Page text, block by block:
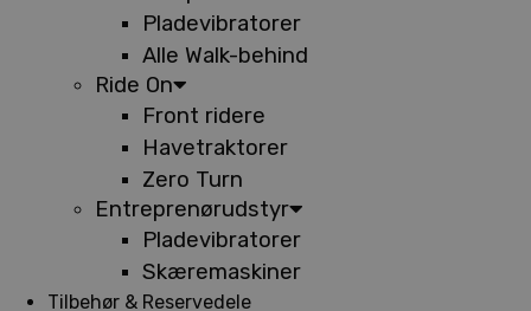
Pladevibratorer
Alle Walk-behind
Ride On
Front ridere
Havetraktorer
Zero Turn
Entreprenørudstyr
Pladevibratorer
Skæremaskiner
Tilbehør & Reservedele